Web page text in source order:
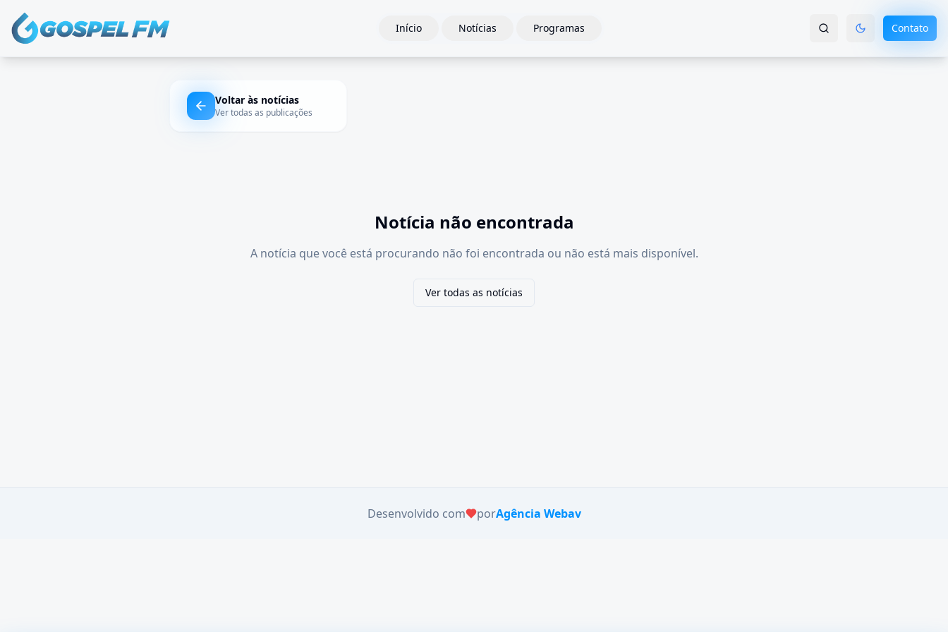
Início Notícias Programas Contato
Voltar às notícias
Ver todas as publicações
Notícia não encontrada
A notícia que você está procurando não foi encontrada ou não está mais disponível.
Ver todas as notícias
Desenvolvido com porAgência Webav